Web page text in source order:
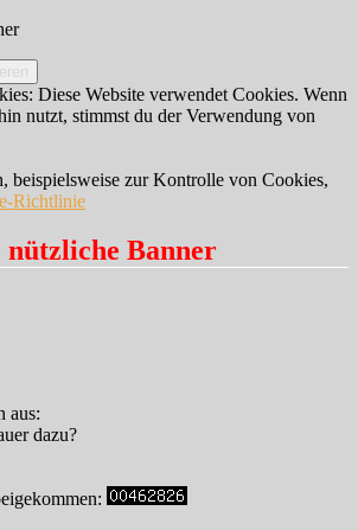
Diese Website verwendet Cookies. Wenn
nutzt, stimmst du der Verwendung von
beispielsweise zur Kontrolle von Cookies,
Richtlinie
Banner
aus:
dazu?